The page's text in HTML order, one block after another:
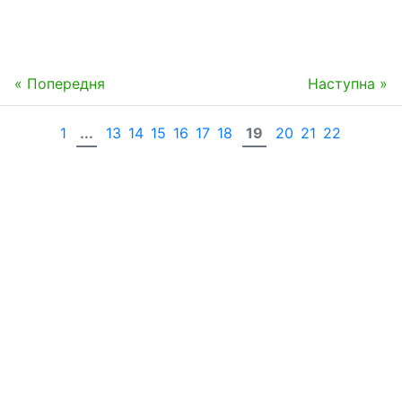
« Попередня Наступна »
1 ... 13 14 15 16 17 18 19 20 21 22